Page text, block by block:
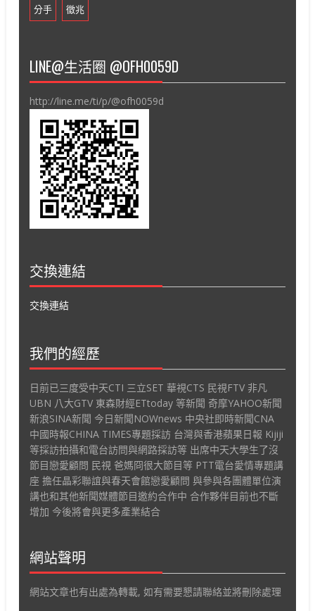
分手 徵兆
LINE@生活圈 @OFH0059D
http://line.me/ti/p/@ofh0059d
交換連結
交換連結
我們的經歷
日前已三度受中天CTI 三立SET 華視CTS 民視FTV 非凡
UBN 八大GTV 東森財經ETtoday 等新聞 奇摩YAHOO新聞
新浪SINA新聞 今日新聞NOWnews 中央社即時新聞CNA
中國時報CHINA TIMES專題採訪 台灣與香港蘋果日報 Kijiji
等採訪拍攝和電台訪問與網路採訪等 出席中天大學生了沒
節目戀愛顧問 民視 爸媽冏很大節目等 PTT電台愛情專題講
座 擔任晶彩聯誼與春天會館戀愛顧問 與參與各團體單位演
講也和其他新聞媒體節目邀約合作中 合作夥伴目前也不斷
增加 今後將會與更多產業結合
網站聲明
網站文章也有出處為轉載, 如有需要懇請聯絡並將刪除處理